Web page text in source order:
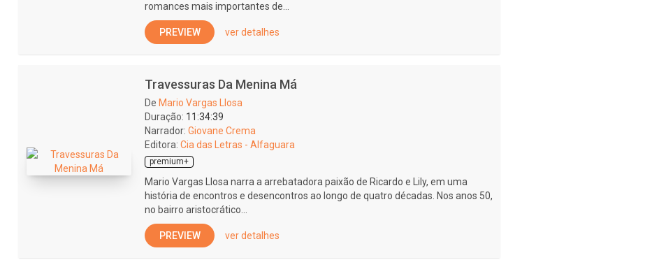
romances mais importantes de...
PREVIEW ver detalhes
Travessuras Da Menina Má
De Mario Vargas Llosa
Duração: 11:34:39
Narrador: Giovane Crema
Editora: Cia das Letras - Alfaguara
premium+
Mario Vargas Llosa narra a arrebatadora paixão de Ricardo e Lily, em uma
história de encontros e desencontros ao longo de quatro décadas. Nos anos 50,
no bairro aristocrático...
PREVIEW ver detalhes